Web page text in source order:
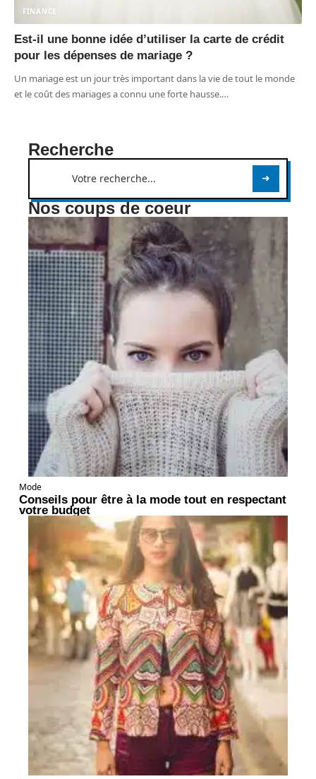
FINANCE
Est-il une bonne idée d’utiliser la carte de crédit
pour les dépenses de mariage ?
Un mariage est un jour très important dans la vie de tout le monde
et le coût des mariages a connu une forte hausse.…
Recherche
Nos coups de coeur
Mode
Conseils pour être à la mode tout en respectant
votre budget